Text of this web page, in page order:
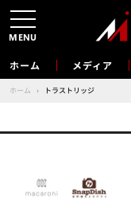
ホーム メディア
ホーム › トラストリッジ
MENU